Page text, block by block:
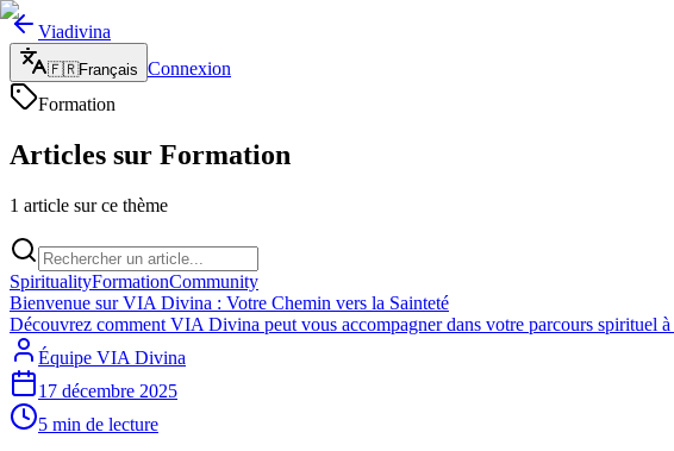
Viadivina
🇫🇷Français Connexion
Formation
Articles sur Formation
1 article sur ce thème
SpiritualityFormationCommunity
Bienvenue sur VIA Divina : Votre Chemin vers la Sainteté
Découvrez comment VIA Divina peut vous accompagner dans votre parcours spirituel
Équipe VIA Divina
17 décembre 2025
5 min de lecture